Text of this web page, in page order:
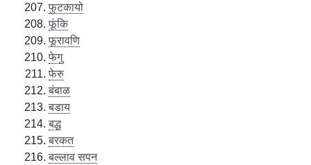
फुटकायो
फूंकि
फूरावणि
फेगु
फेरु
बंबाळ
बडाय
बद्ध
बरकत
बल्लाव सपन